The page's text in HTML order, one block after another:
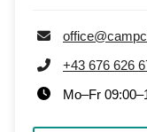
+43 676 626
Mo–Fr